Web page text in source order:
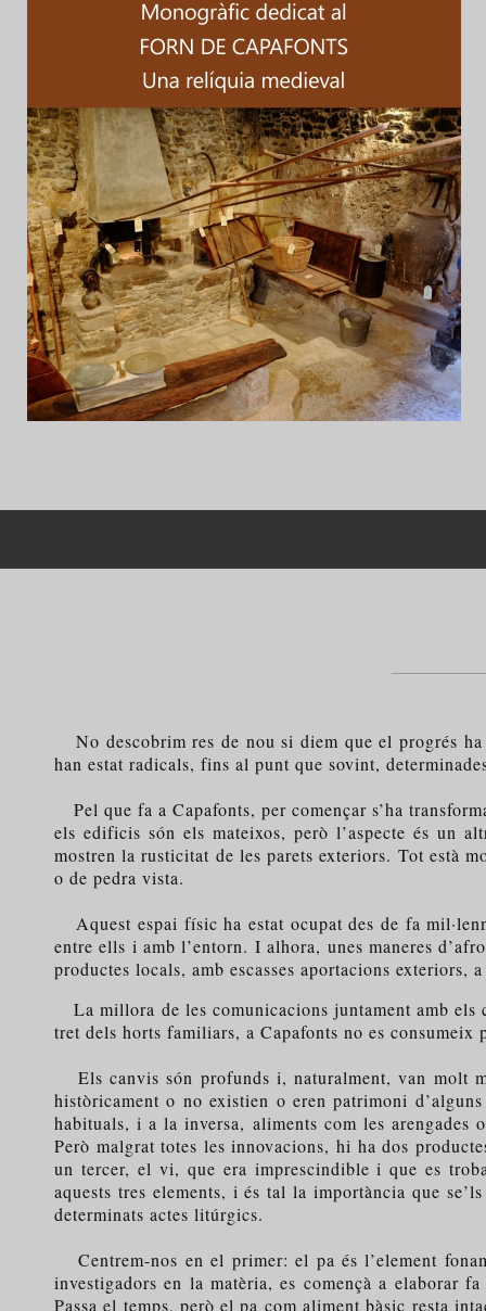
No descobrim res de nou si diem que el progrés
han estat radicals, fins al punt que sovint,
Pel que fa a Capafonts, per començar s’ha
els edificis són els mateixos, però l’aspecte és un
mostren la rusticitat de les parets exteriors. Tot està
o de pedra vista.
Aquest espai físic ha estat ocupat des de fa
entre ells i amb l’entorn. I alhora, unes maneres
productes locals, amb escasses aportacions
La millora de les comunicacions juntament amb els
tret dels horts familiars, a Capafonts no es
Els canvis són profunds i, naturalment, van molt
històricament o no existien o eren patrimoni
habituals, i a la inversa, aliments com les arengades
Però malgrat totes les innovacions, hi ha dos
un tercer, el vi, que era imprescindible i que es
aquests tres elements, i és tal la importància que
determinats actes litúrgics.
Centrem-nos en el primer: el pa és l’element
investigadors en la matèria, es començà a elaborar
Passa el temps, però el pa com aliment bàsic resta